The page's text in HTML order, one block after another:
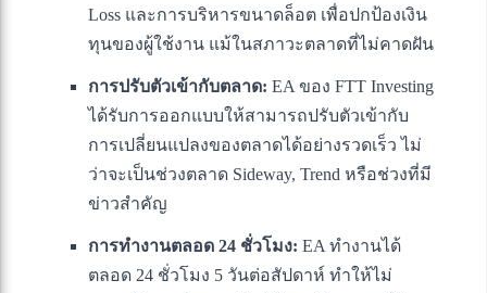
Loss และการบริหารขนาดล็อต เพื่อปกป้องเงิน
ทุนของผู้ใช้งาน แม้ในสภาวะตลาดที่ไม่คาดฝัน
การปรับตัวเข้ากับตลาด: EA ของ FTT Investing
ได้รับการออกแบบให้สามารถปรับตัวเข้ากับ
การเปลี่ยนแปลงของตลาดได้อย่างรวดเร็ว ไม่
ว่าจะเป็นช่วงตลาด Sideway, Trend หรือช่วงที่มี
ข่าวสำคัญ
การทำงานตลอด 24 ชั่วโมง: EA ทำงานได้
ตลอด 24 ชั่วโมง 5 วันต่อสัปดาห์ ทำให้ไม่